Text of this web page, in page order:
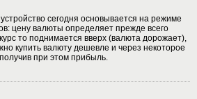
сегодня основывается на режиме
цену валюты определяет прежде всего
то поднимается вверх (валюта дорожает),
купить валюту дешевле и через некоторое
при этом прибыль.